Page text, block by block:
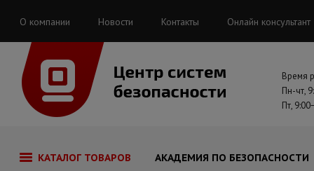
О компании Новости Контакты Онлайн консультант
Время
Пн-чт,
Пт,
КАТАЛОГ ТОВАРОВ АКАДЕМИЯ ПО БЕЗОПАСНОСТИ